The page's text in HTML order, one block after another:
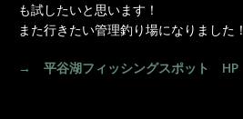
も試したいと思います！
また行きたい管理釣り場になりました！
→ 平谷湖フィッシングスポット HP